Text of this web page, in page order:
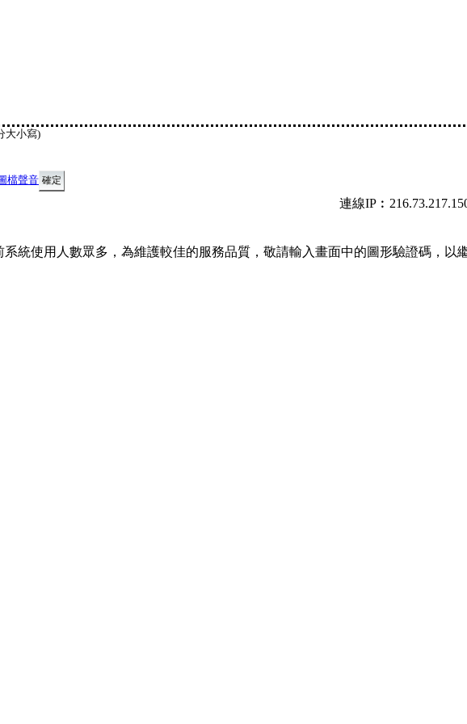
大小寫)
檔聲音
連線
統使用人數眾多，為維護較佳的服務品質，敬請輸入畫面中的圖形驗證碼，以